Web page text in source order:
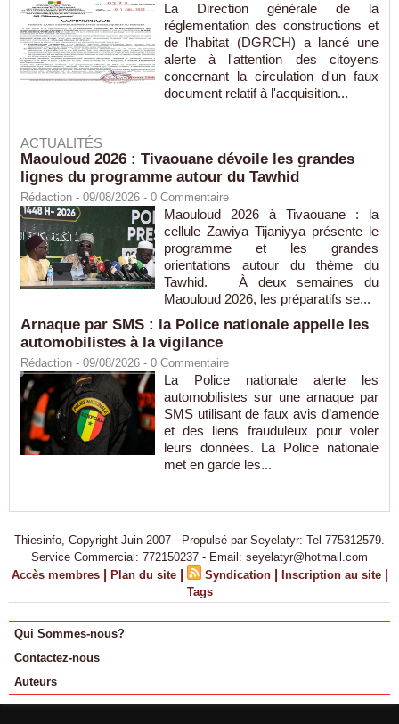
La Direction générale de la
réglementation des constructions et
de l'habitat (DGRCH) a lancé une
alerte à l'attention des citoyens
concernant la circulation d'un faux
document relatif à l'acquisition...
ACTUALITÉS
Maouloud 2026 : Tivaouane dévoile les grandes
lignes du programme autour du Tawhid
Rédaction - 09/08/2026 - 0 Commentaire
Maouloud 2026 à Tivaouane : la
cellule Zawiya Tijaniyya présente le
programme et les grandes
orientations autour du thème du
Tawhid. À deux semaines du
Maouloud 2026, les préparatifs se...
Arnaque par SMS : la Police nationale appelle les
automobilistes à la vigilance
Rédaction - 09/08/2026 - 0 Commentaire
La Police nationale alerte les
automobilistes sur une arnaque par
SMS utilisant de faux avis d’amende
et des liens frauduleux pour voler
leurs données. La Police nationale
met en garde les...
Thiesinfo, Copyright Juin 2007 - Propulsé par Seyelatyr: Tel 775312579.
Service Commercial: 772150237 - Email: seyelatyr@hotmail.com
Accès membres | Plan du site | Syndication | Inscription au site |
Tags
Qui Sommes-nous?
Contactez-nous
Auteurs